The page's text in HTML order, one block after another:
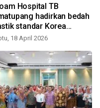
Hospital TB
hadirkan bedah
standar Korea
18 April 2026